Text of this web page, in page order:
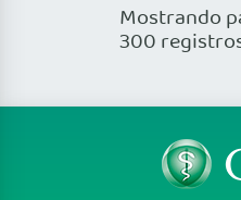
Mostrando
300